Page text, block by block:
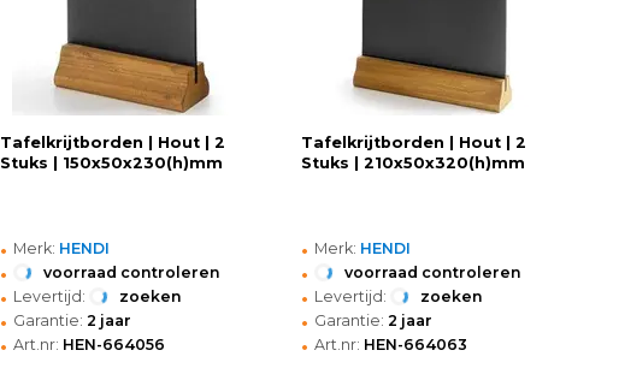
Tafelkrijtborden | Hout | 2
Stuks | 150x50x230(h)mm
• Merk: HENDI
• voorraad controleren
• Levertijd: zoeken
• Garantie: 2 jaar
• Art.nr: HEN-664056
Tafelkrijtborden | Hout | 2
Stuks | 210x50x320(h)mm
• Merk: HENDI
• voorraad controleren
• Levertijd: zoeken
• Garantie: 2 jaar
• Art.nr: HEN-664063